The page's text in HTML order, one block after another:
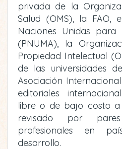
privada de la
Salud (OMS), la FAO,
Naciones Unidas para
(PNUMA), la
Propiedad Intelectual
de las universidades
Asociación
editoriales
libre o de bajo costo
revisado por
profesionales en
desarrollo.